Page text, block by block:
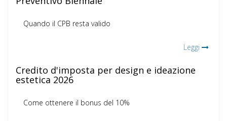
Quando il CPB resta valido
Leggi
Credito d'imposta per design e ideazione
estetica 2026
Come ottenere il bonus del 10%